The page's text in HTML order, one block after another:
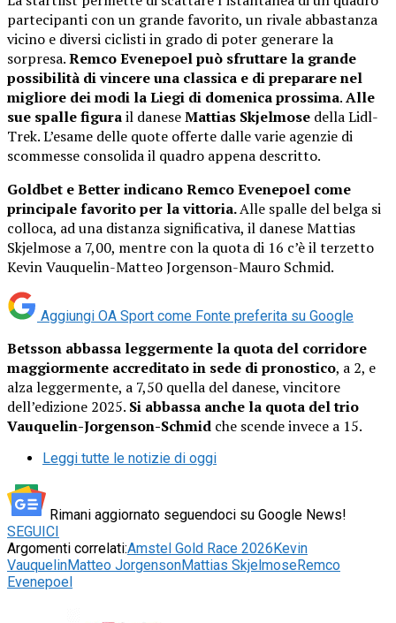
partecipanti con un grande favorito, un rivale abbastanza
vicino e diversi ciclisti in grado di poter generare la
sorpresa.Remco Evenepoel può sfruttare la grande
possibilità di vincere una classica e di preparare nel
migliore dei modi la Liegi di domenica prossima.Alle
sue spalle figurail daneseMattias Skjelmose della Lidl-
Trek. L’esame delle quote offerte dalle varie agenzie di
scommesse consolida il quadro appena descritto.
Goldbet e Better indicano Remco Evenepoel come
principale favorito per la vittoria.Alle spalle del belga si
colloca, ad una distanza significativa, il danese Mattias
Skjelmose a 7,00, mentre con la quota di 16 c’è il terzetto
Kevin Vauquelin-Matteo Jorgenson-Mauro Schmid.
Aggiungi OA Sport come Fonte preferita su Google
Betsson abbassa leggermente la quota del corridore
maggiormente accreditato in sede di pronostico, a 2, e
alza leggermente, a 7,50 quella del danese, vincitore
dell’edizione 2025. Si abbassa anche la quota del trio
Vauquelin-Jorgenson-Schmid che scende invece a 15.
Leggi tutte le notizie di oggi
Rimani aggiornato seguendoci su Google News!
SEGUICI
Argomenti correlati:Amstel Gold Race 2026Kevin
VauquelinMatteo JorgensonMattias SkjelmoseRemco
Evenepoel